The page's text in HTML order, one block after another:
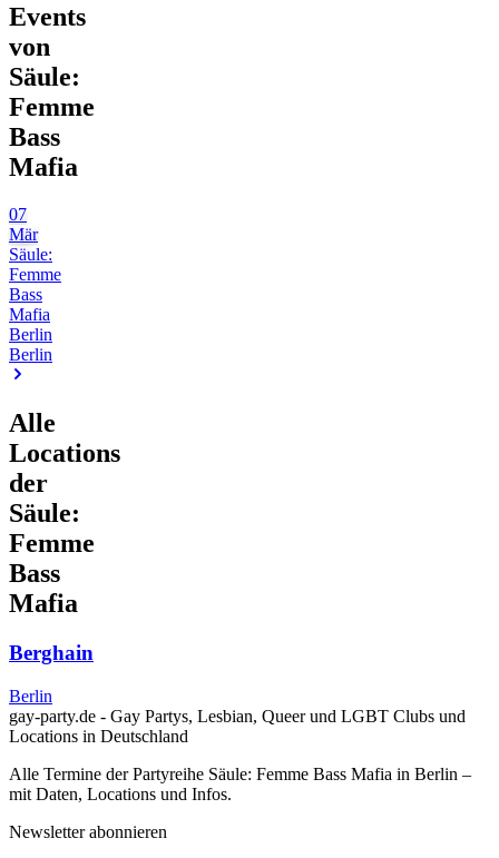
Events
von
Säule:
Femme
Bass
Mafia
07
Mär
Säule:
Femme
Bass
Mafia
Berlin
Berlin
Alle
Locations
der
Säule:
Femme
Bass
Mafia
Berghain
Berlin
gay-party.de - Gay Partys, Lesbian, Queer und LGBT Clubs und
Locations in Deutschland
Alle Termine der Partyreihe Säule: Femme Bass Mafia in Berlin –
mit Daten, Locations und Infos.
Newsletter abonnieren